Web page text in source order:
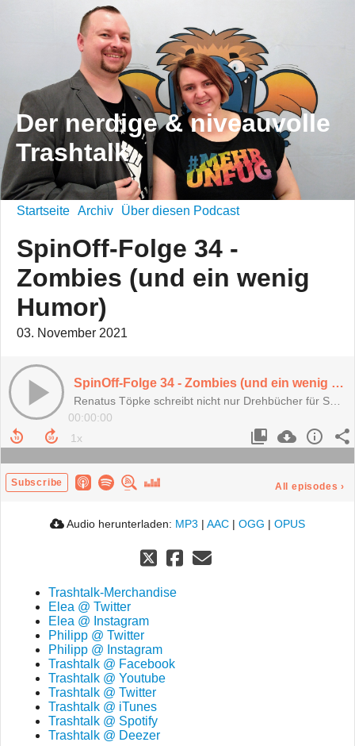
Der nerdige & niveauvolle
Trashtalk
Startseite Archiv Über diesen Podcast
SpinOff-Folge 34 -
Zombies (und ein wenig
Humor)
03. November 2021
SpinOff-Folge 34 - Zombies (und ein wenig Humor)
00:00:00
Subscribe All episodes ›
Audio herunterladen: MP3 | AAC | OGG | OPUS
Trashtalk-Merchandise
Elea @ Twitter
Elea @ Instagram
Philipp @ Twitter
Philipp @ Instagram
Trashtalk @ Facebook
Trashtalk @ Youtube
Trashtalk @ Twitter
Trashtalk @ iTunes
Trashtalk @ Spotify
Trashtalk @ Deezer